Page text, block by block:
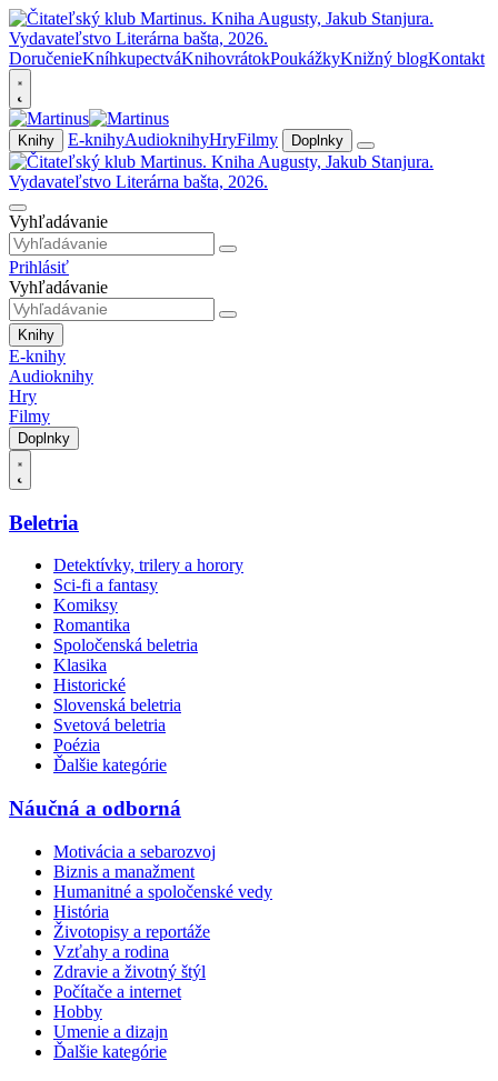
DoručenieKníhkupectváKnihovrátokPoukážkyKnižný blogKontakt
Knihy E-knihyAudioknihyHryFilmy Doplnky
Vyhľadávanie
Prihlásiť
Vyhľadávanie
Knihy
E-knihy
Audioknihy
Hry
Filmy
Doplnky
Beletria
Detektívky, trilery a horory
Sci-fi a fantasy
Komiksy
Romantika
Spoločenská beletria
Klasika
Historické
Slovenská beletria
Svetová beletria
Poézia
Ďalšie kategórie
Náučná a odborná
Motivácia a sebarozvoj
Biznis a manažment
Humanitné a spoločenské vedy
História
Životopisy a reportáže
Vzťahy a rodina
Zdravie a životný štýl
Počítače a internet
Hobby
Umenie a dizajn
Ďalšie kategórie